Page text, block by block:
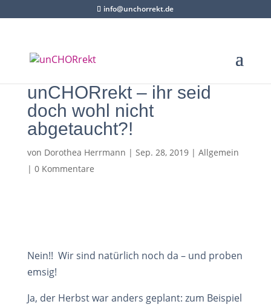
info@unchorrekt.de
unCHORrekt – ihr seid
doch wohl nicht
abgetaucht?!
von Dorothea Herrmann | Sep. 28, 2019| Allgemein
| 0 Kommentare
Nein!! Wir sind natürlich noch da – und proben
emsig!
Ja, der Herbst war anders geplant: zum Beispiel